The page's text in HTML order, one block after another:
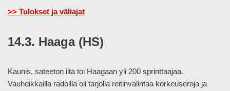
>> Tulokset ja väliajat
14.3. Haaga (HS)
Kaunis, sateeton ilta toi Haagaan yli 200 sprinttaajaa.
Vauhdikkailla radoilla oli tarjolla reitinvalintaa korkeuseroja ja